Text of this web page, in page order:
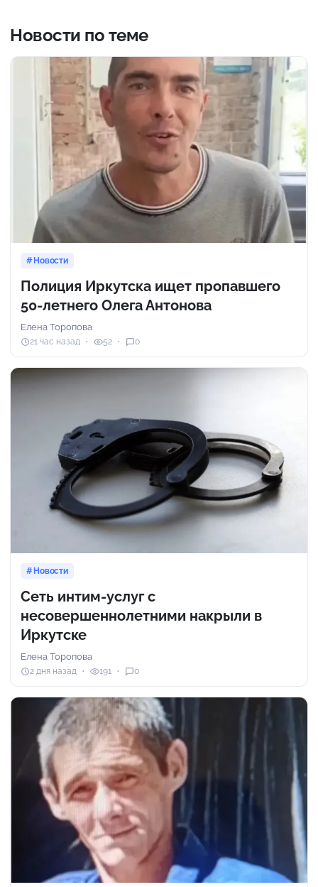
Новости по теме
Новости
Полиция Иркутска ищет пропавшего
50-летнего Олега Антонова
Елена Торопова
21 час назад 52 0
Новости
Сеть интим-услуг с
несовершеннолетними накрыли в
Иркутске
Елена Торопова
2 дня назад 191 0